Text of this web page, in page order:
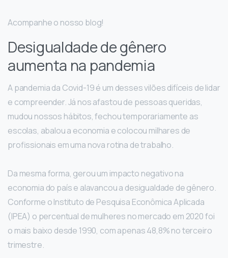
Acompanhe o nosso blog!
Desigualdade de gênero
aumenta na pandemia
A pandemia da Covid-19 é um desses vilões difíceis de lidar
e compreender. Já nos afastou de pessoas queridas,
mudou nossos hábitos, fechou temporariamente as
escolas, abalou a economia e colocou milhares de
profissionais em uma nova rotina de trabalho.
Da mesma forma, gerou um impacto negativo na
economia do país e alavancou a desigualdade de gênero.
Conforme o Instituto de Pesquisa Econômica Aplicada
(IPEA) o percentual de mulheres no mercado em 2020 foi
o mais baixo desde 1990, com apenas 48,8% no terceiro
trimestre.